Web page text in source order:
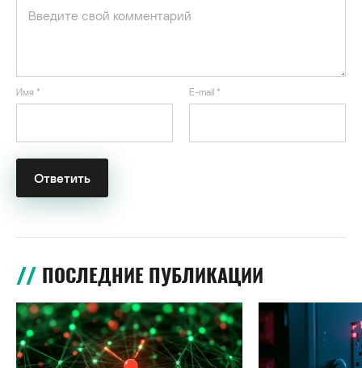
Имя * E-mail *
ПОСЛЕДНИЕ ПУБЛИКАЦИИ